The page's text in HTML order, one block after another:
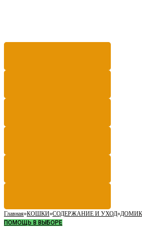
Главная»КОШКИ»СОДЕРЖАНИЕ И УХОД»
ПОМОЩЬ В ВЫБОРЕ